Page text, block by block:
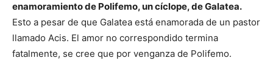
enamoramiento de Polifemo, un cíclope, de Galatea.
Esto a pesar de que Galatea está enamorada de un pastor
llamado Acis. El amor no correspondido termina
fatalmente, se cree que por venganza de Polifemo.